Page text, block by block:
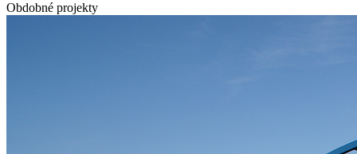
Obdobné projekty